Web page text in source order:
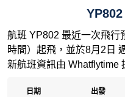
航班 YP802 最近一次飛行
時間）起飛，並於8月2日
新航班資訊由 Whatflytime
日期 出發